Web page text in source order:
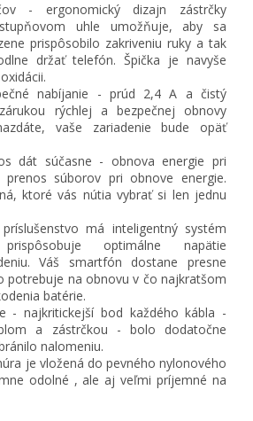
- ergonomický dizajn zástrčky
uhle umožňuje, aby sa
prispôsobilo zakriveniu ruky a tak
držať telefón. Špička je navyše
nabíjanie - prúd 2,4 A a čistý
rýchlej a bezpečnej obnovy
vaše zariadenie bude opäť
dát súčasne - obnova energie pri
súborov pri obnove energie.
ktoré vás nútia vybrať si len jednu
má inteligentný systém
optimálne napätie
Váš smartfón dostane presne
potrebuje na obnovu v čo najkratšom
batérie.
- najkritickejší bod každého kábla -
a zástrčkou - bolo dodatočne
nalomeniu.
je vložená do pevného nylonového
odolné , ale aj veľmi príjemné na